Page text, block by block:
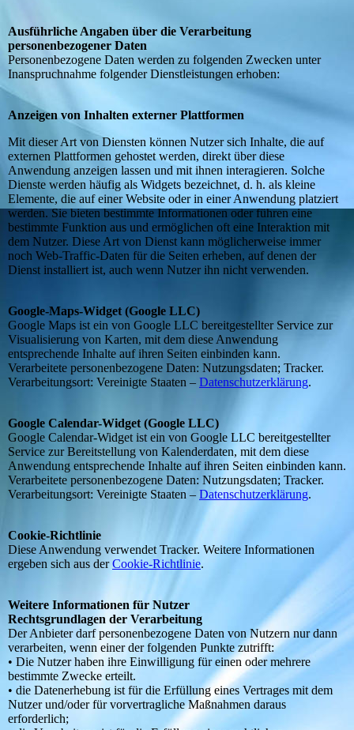
Ausführliche Angaben über die Verarbeitung
personenbezogener Daten
Personenbezogene Daten werden zu folgenden Zwecken unter
Inanspruchnahme folgender Dienstleistungen erhoben:
Anzeigen von Inhalten externer Plattformen
Mit dieser Art von Diensten können Nutzer sich Inhalte, die auf
externen Plattformen gehostet werden, direkt über diese
Anwendung anzeigen lassen und mit ihnen interagieren. Solche
Dienste werden häufig als Widgets bezeichnet, d. h. als kleine
Elemente, die auf einer Website oder in einer Anwendung platziert
werden. Sie bieten bestimmte Informationen oder führen eine
bestimmte Funktion aus und ermöglichen oft eine Interaktion mit
dem Nutzer. Diese Art von Dienst kann möglicherweise immer
noch Web-Traffic-Daten für die Seiten erheben, auf denen der
Dienst installiert ist, auch wenn Nutzer ihn nicht verwenden.
Google-Maps-Widget (Google LLC)
Google Maps ist ein von Google LLC bereitgestellter Service zur
Visualisierung von Karten, mit dem diese Anwendung
entsprechende Inhalte auf ihren Seiten einbinden kann.
Verarbeitete personenbezogene Daten: Nutzungsdaten; Tracker.
Verarbeitungsort: Vereinigte Staaten – Datenschutzerklärung.
Google Calendar-Widget (Google LLC)
Google Calendar-Widget ist ein von Google LLC bereitgestellter
Service zur Bereitstellung von Kalenderdaten, mit dem diese
Anwendung entsprechende Inhalte auf ihren Seiten einbinden kann.
Verarbeitete personenbezogene Daten: Nutzungsdaten; Tracker.
Verarbeitungsort: Vereinigte Staaten – Datenschutzerklärung.
Cookie-Richtlinie
Diese Anwendung verwendet Tracker. Weitere Informationen
ergeben sich aus derCookie-Richtlinie.
Weitere Informationen für Nutzer
Rechtsgrundlagen der Verarbeitung
Der Anbieter darf personenbezogene Daten von Nutzern nur dann
verarbeiten, wenn einer der folgenden Punkte zutrifft:
• Die Nutzer haben ihre Einwilligung für einen oder mehrere
bestimmte Zwecke erteilt.
• die Datenerhebung ist für die Erfüllung eines Vertrages mit dem
Nutzer und/oder für vorvertragliche Maßnahmen daraus
erforderlich;